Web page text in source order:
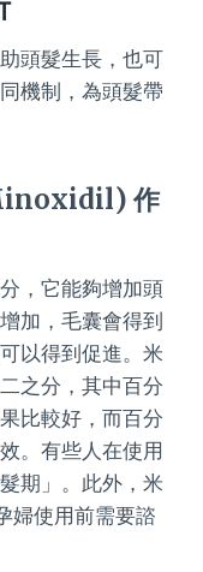
頭髮生長，也可
機制，為頭髮帶
作
，它能夠增加頭
加，毛囊會得到
以得到促進。米
之分，其中百分
比較好，而百分
。有些人在使用
期」。此外，米
婦使用前需要諮